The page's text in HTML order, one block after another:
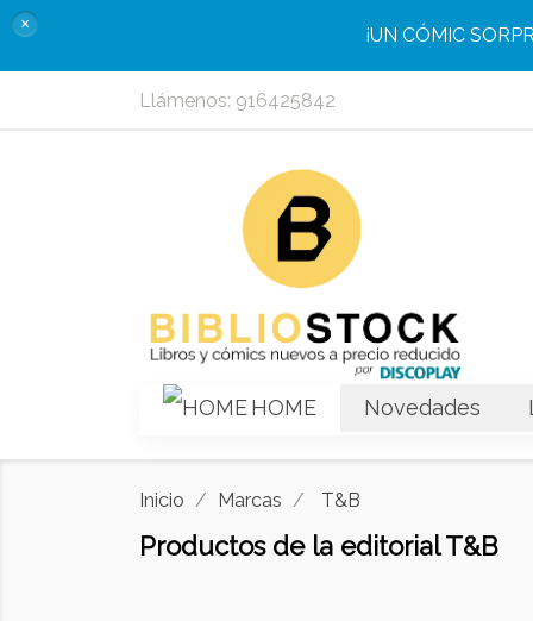
¡UN CÓMIC
×
Llámenos: 916425842
HOME Novedades
Inicio Marcas T&B
Productos de la editorial T&B